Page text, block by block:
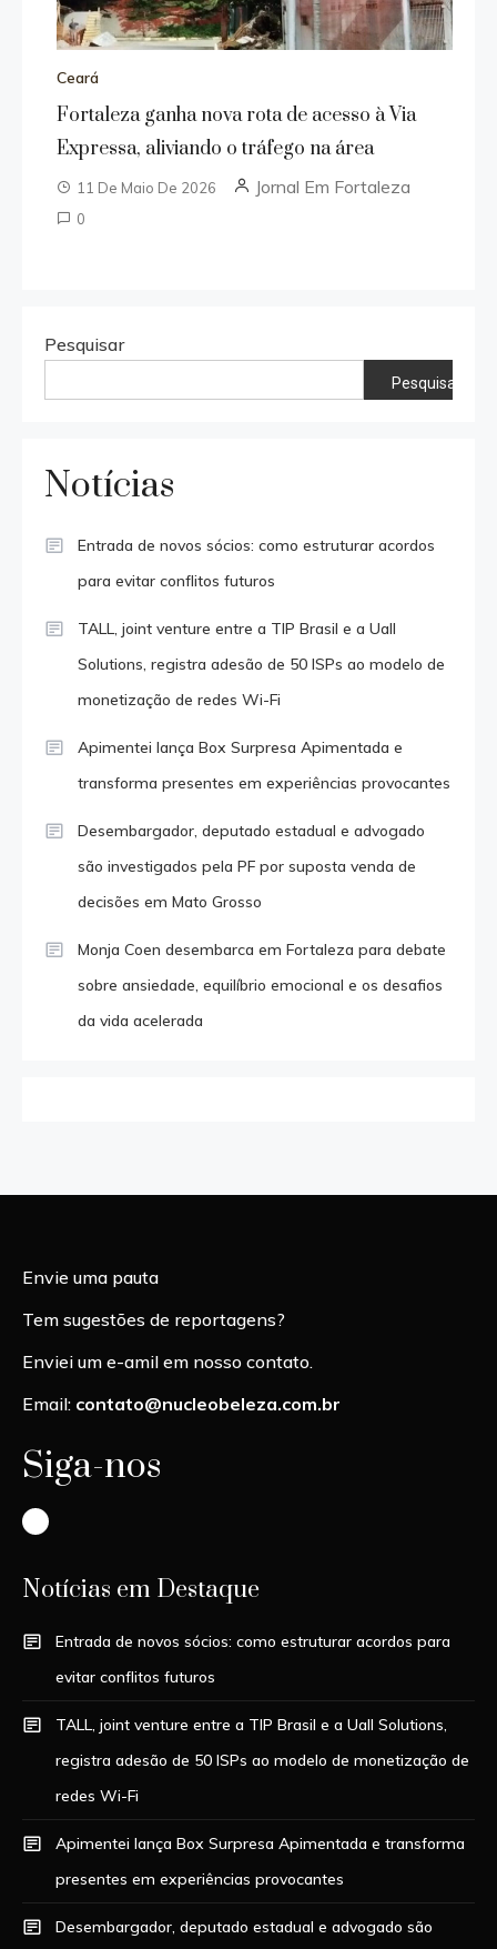
Ceará
Fortaleza ganha nova rota de acesso à Via
Expressa, aliviando o tráfego na área
11 De Maio De 2026 Jornal Em Fortaleza
0
Pesquisar
Pesquisar
Notícias
Entrada de novos sócios: como estruturar acordos
para evitar conflitos futuros
TALL, joint venture entre a TIP Brasil e a Uall
Solutions, registra adesão de 50 ISPs ao modelo de
monetização de redes Wi-Fi
Apimentei lança Box Surpresa Apimentada e
transforma presentes em experiências provocantes
Desembargador, deputado estadual e advogado
são investigados pela PF por suposta venda de
decisões em Mato Grosso
Monja Coen desembarca em Fortaleza para debate
sobre ansiedade, equilíbrio emocional e os desafios
da vida acelerada
Envie uma pauta
Tem sugestões de reportagens?
Enviei um e-amil em nosso contato.
Email: contato@nucleobeleza.com.br
Siga-nos
Instagram
Notícias em Destaque
Entrada de novos sócios: como estruturar acordos para
evitar conflitos futuros
TALL, joint venture entre a TIP Brasil e a Uall Solutions,
registra adesão de 50 ISPs ao modelo de monetização de
redes Wi-Fi
Apimentei lança Box Surpresa Apimentada e transforma
presentes em experiências provocantes
Desembargador, deputado estadual e advogado são